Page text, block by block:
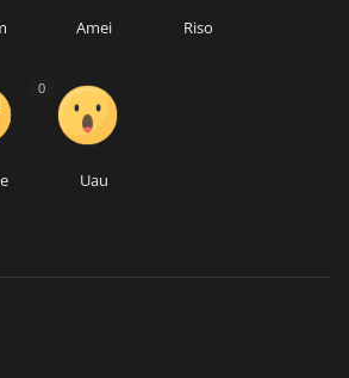
Amei Riso
0
Uau